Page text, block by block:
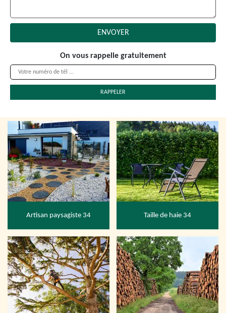
On vous rappelle gratuitement
Artisan paysagiste 34 Taille de haie 34